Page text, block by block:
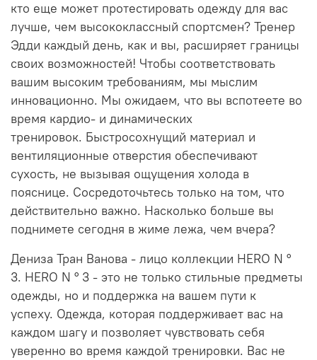
кто еще может протестировать одежду для вас
лучше, чем высококлассный спортсмен? Тренер
Эдди каждый день, как и вы, расширяет границы
своих возможностей! Чтобы соответствовать
вашим высоким требованиям, мы мыслим
инновационно. Мы ожидаем, что вы вспотеете во
время кардио- и динамических
тренировок. Быстросохнущий материал и
вентиляционные отверстия обеспечивают
сухость, не вызывая ощущения холода в
пояснице. Сосредоточьтесь только на том, что
действительно важно. Насколько больше вы
поднимете сегодня в жиме лежа, чем вчера?
Дениза Тран Ванова - лицо коллекции HERO N °
3. HERO N ° 3 - это не только стильные предметы
одежды, но и поддержка на вашем пути к
успеху. Одежда, которая поддерживает вас на
каждом шагу и позволяет чувствовать себя
уверенно во время каждой тренировки. Вас не